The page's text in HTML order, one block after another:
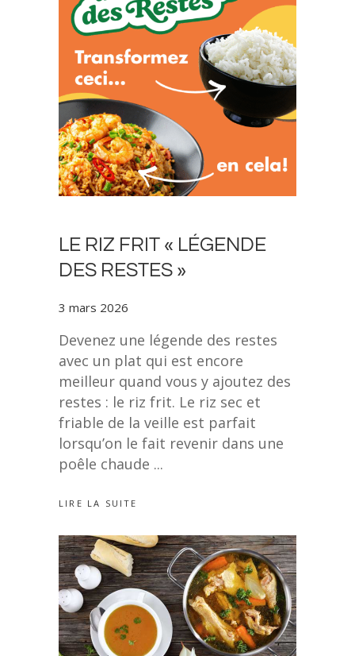
LE RIZ FRIT « LÉGENDE
DES RESTES »
3 mars 2026
Devenez une légende des restes
avec un plat qui est encore
meilleur quand vous y ajoutez des
restes : le riz frit. Le riz sec et
friable de la veille est parfait
lorsqu’on le fait revenir dans une
poêle chaude
LIRE LA SUITE